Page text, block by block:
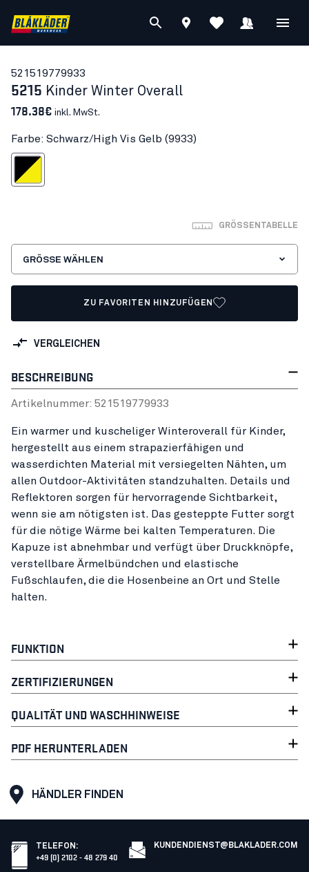
521519779933
5215 Kinder Winter Overall
178.38€ inkl. MwSt.
Farbe: Schwarz/High Vis Gelb (9933)
High Vis Gelb
GRÖSSENTABELLE
GRÖSSE WÄHLEN
ZU FAVORITEN HINZUFÜGEN
VERGLEICHEN
BESCHREIBUNG
Artikelnummer: 521519779933
Ein warmer und kuscheliger Winteroverall für Kinder,
hergestellt aus einem strapazierfähigen und
wasserdichten Material mit versiegelten Nähten, um
allen Outdoor-Aktivitäten standzuhalten. Details und
Reflektoren sorgen für hervorragende Sichtbarkeit,
wenn sie am nötigsten ist. Das gesteppte Futter sorgt
für die nötige Wärme bei kalten Temperaturen. Die
Kapuze ist abnehmbar und verfügt über Druckknöpfe,
verstellbare Ärmelbündchen und elastische
Fußschlaufen, die die Hosenbeine an Ort und Stelle
halten.
FUNKTION
ZERTIFIZIERUNGEN
QUALITÄT UND WASCHHINWEISE
PDF HERUNTERLADEN
HÄNDLER FINDEN
TELEFON :
+49 (0) 2102 - 48 279 40
KUNDENDIENST@BLAKLADER.COM